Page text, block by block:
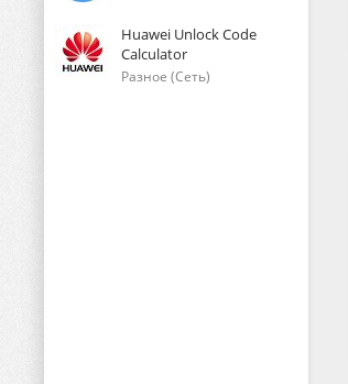
Huawei Unlock Code
Calculator
Разное (Сеть)